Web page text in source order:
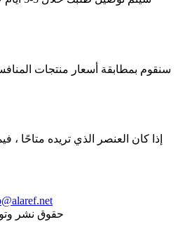
سنقوم بمطابقة أسعار منتجات
إذا كان العنصر الذي تريده متاحًا ،
حقوق نشر